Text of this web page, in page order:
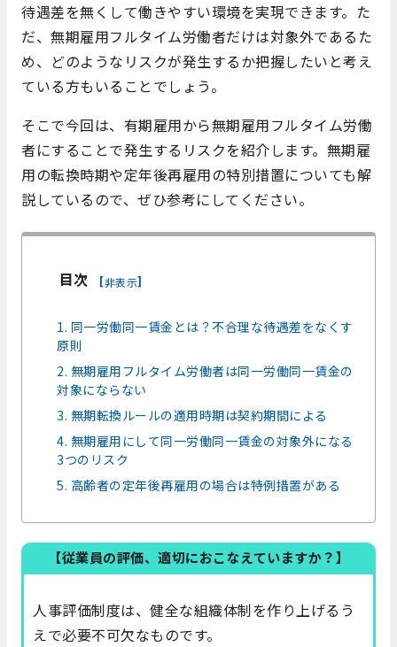
待遇差を無くして働きやすい環境を実現できます。た
だ、無期雇用フルタイム労働者だけは対象外であるた
め、どのようなリスクが発生するか把握したいと考え
ている方もいることでしょう。
そこで今回は、有期雇用から無期雇用フルタイム労働
者にすることで発生するリスクを紹介します。無期雇
用の転換時期や定年後再雇用の特別措置についても解
説しているので、ぜひ参考にしてください。
目次 [非表示]
1. 同一労働同一賃金とは？不合理な待遇差をなくす
原則
2. 無期雇用フルタイム労働者は同一労働同一賃金の
対象にならない
3. 無期転換ルールの適用時期は契約期間による
4. 無期雇用にして同一労働同一賃金の対象外になる
3つのリスク
5. 高齢者の定年後再雇用の場合は特例措置がある
【従業員の評価、適切におこなえていますか？】
人事評価制度は、健全な組織体制を作り上げるう
えで必要不可欠なものです。